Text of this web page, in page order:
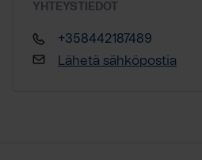
YHTEYSTIEDOT
+358442187489
Lähetä sähköpostia